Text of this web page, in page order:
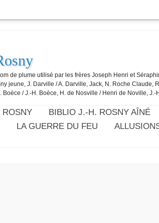
de plume utilisé par les frères Joseph Henri et
jeune, J. Darville / A. Darville, Jack, N. Roche
Boèce / J.-H. Boèce, H. de Nosville / Henri de Noville,
BIBLIO J.-H. ROSNY AÎNÉ
LA GUERRE DU FEU